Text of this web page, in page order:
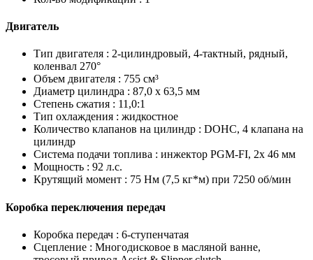
Двигатель
Тип двигателя : 2-цилиндровый, 4-тактный, рядный,
коленвал 270°
Объем двигателя : 755 см³
Диаметр цилиндра : 87,0 x 63,5 мм
Степень сжатия : 11,0:1
Тип охлаждения : жидкостное
Количество клапанов на цилиндр : DOHC, 4 клапана на
цилиндр
Система подачи топлива : инжектор PGM-FI, 2x 46 мм
Мощность : 92 л.с.
Крутящий момент : 75 Нм (7,5 кг*м) при 7250 об/мин
Коробка переключения передач
Коробка передач : 6-ступенчатая
Сцепление : Многодисковое в масляной ванне,